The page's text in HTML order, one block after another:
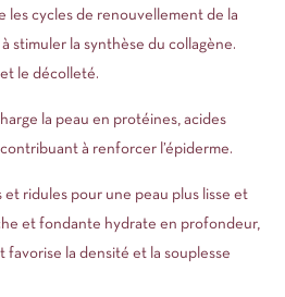
cycles de renouvellement de la
stimuler la synthèse du collagène.
le décolleté.
la peau en protéines, acides
à renforcer l’épiderme.
et ridules pour une peau plus lisse et
et fondante hydrate en profondeur,
la densité et la souplesse